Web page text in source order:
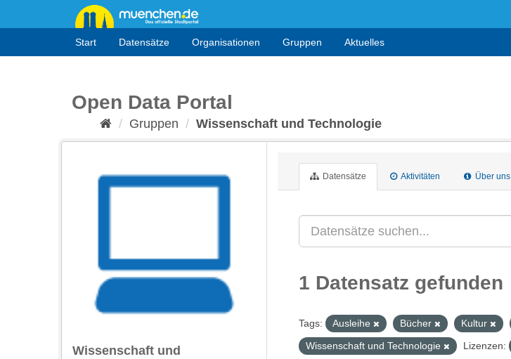
Start Datensätze Organisationen Gruppen Aktuelles
Open Data Portal
Gruppen Wissenschaft und Technologie
Wissenschaft und
Datensätze Aktivitäten Über uns
1 Datensatz gefunden
Tags: Ausleihe Bücher Kultur
Wissenschaft und Technologie
Lizenzen: